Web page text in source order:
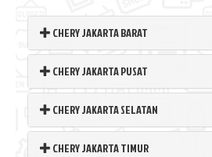
CHERY JAKARTA BARAT
CHERY JAKARTA PUSAT
CHERY JAKARTA SELATAN
CHERY JAKARTA TIMUR